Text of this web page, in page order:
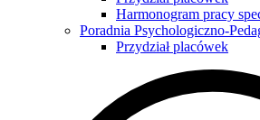
Harmonogram pracy
Poradnia Psychologiczno-
Przydział placówek